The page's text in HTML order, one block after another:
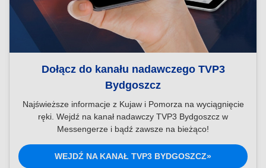
Dołącz do kanału nadawczego TVP3
Bydgoszcz
Najświeższe informacje z Kujaw i Pomorza na wyciągnięcie
ręki. Wejdź na kanał nadawczy TVP3 Bydgoszcz w
Messengerze i bądź zawsze na bieżąco!
WEJDŹ NA KANAŁ TVP3 BYDGOSZCZ»